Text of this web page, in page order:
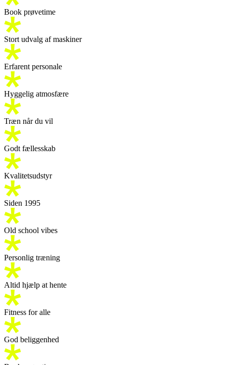
Book prøvetime
Stort udvalg af maskiner
Erfarent personale
Hyggelig atmosfære
Træn når du vil
Godt fællesskab
Kvalitetsudstyr
Siden 1995
Old school vibes
Personlig træning
Altid hjælp at hente
Fitness for alle
God beliggenhed